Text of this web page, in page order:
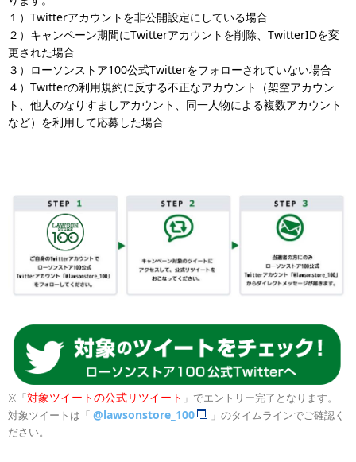
１）Twitterアカウントを非公開設定にしている場合
２）キャンペーン期間にTwitterアカウントを削除、TwitterIDを変
更された場合
３）ローソンストア100公式Twitterをフォローされていない場合
４）Twitterの利用規約に反する不正なアカウント（架空アカウン
ト、他人のなりすましアカウント、同一人物による複数アカウント
など）を利用して応募した場合
※「対象ツイートの公式リツイート 」でエントリー完了となります。
対象ツイートは「 @lawsonstore_100
」のタイムラインでご確認く
ださい。